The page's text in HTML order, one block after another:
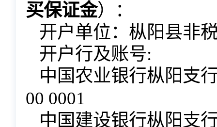
买保证金）：
开户单位：枞阳县非
开户行及账号:
中国农业银行枞阳支
00 0001
中国建设银行枞阳